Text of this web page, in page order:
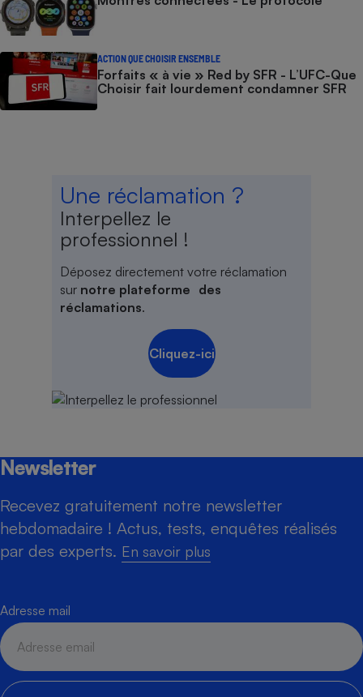
ACTION QUE CHOISIR ENSEMBLE
Forfaits « à vie » Red by SFR - L’UFC-Que
Choisir fait lourdement condamner SFR
Une réclamation ?
Interpellez le
professionnel !
Déposez directement votre réclamation
sur notre plateforme des
réclamations.
Cliquez-ici
Newsletter
Recevez gratuitement notre newsletter
hebdomadaire ! Actus, tests, enquêtes réalisés
par des experts. En savoir plus
Adresse mail